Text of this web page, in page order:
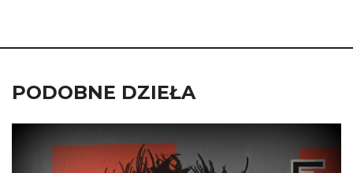
PODOBNE DZIEŁA